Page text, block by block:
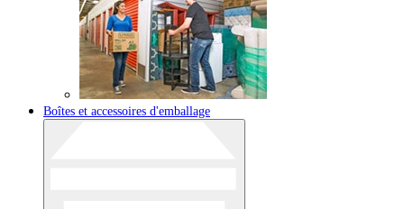
Boîtes et accessoires d'emballage